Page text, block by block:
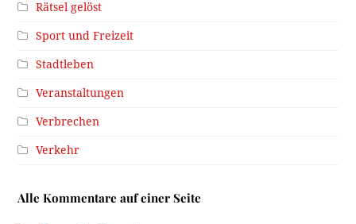
Rätsel gelöst
Sport und Freizeit
Stadtleben
Veranstaltungen
Verbrechen
Verkehr
Alle Kommentare auf einer Seite